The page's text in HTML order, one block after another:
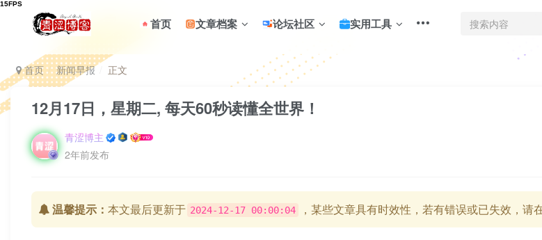
首页 文章档案 论坛社区 实用工具
首页 新闻早报 正文
12月17日，星期二, 每天60秒读懂全世界！
青涩博主
2年前发布
温馨提示： 本文最后更新于 2024-12-17 00:00:04 ，某些文章具有时效性，若有错误或已失效，请